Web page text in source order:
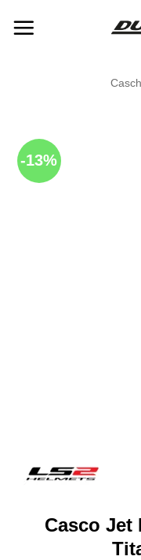
-13%
Casco Jet